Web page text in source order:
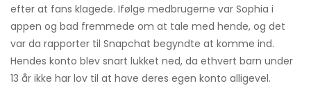
efter at fans klagede. Ifølge medbrugerne var Sophia i
appen og bad fremmede om at tale med hende, og det
var da rapporter til Snapchat begyndte at komme ind.
Hendes konto blev snart lukket ned, da ethvert barn under
13 år ikke har lov til at have deres egen konto alligevel.